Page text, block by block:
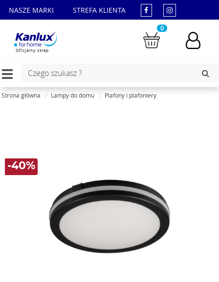
NASZE MARKI STREFA KLIENTA
Oficjalny sklep
0
Toggle
Strona główna Lampy do domu Plafony i plafoniery
-40%